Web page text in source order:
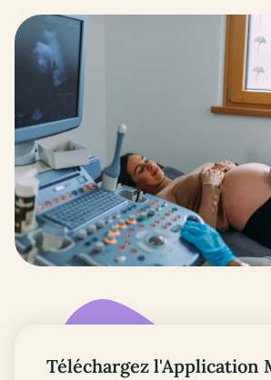
Téléchargez l'Application